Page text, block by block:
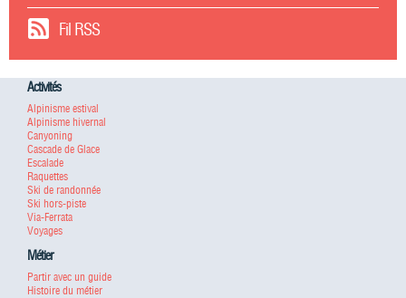
Fil RSS
Activités
Alpinisme estival
Alpinisme hivernal
Canyoning
Cascade de Glace
Escalade
Raquettes
Ski de randonnée
Ski hors-piste
Via-Ferrata
Voyages
Métier
Partir avec un guide
Histoire du métier